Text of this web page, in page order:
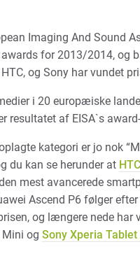
Imaging And Sound
for 2013/2014, og
og Sony har vundet
i 20 europæiske
resultatet af EISA`s
kategori er jo nok
du kan se herunder at
mest avancerede
Ascend P6 følger
og længere nede har
Mini ogSony Xperia Tablet